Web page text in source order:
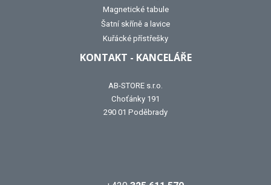
Magnetické tabule
Šatní skříně a lavice
Kuřácké přístřešky
KONTAKT - KANCELÁŘE
AB-STORE s.r.o.
Choťánky 191
290 01 Poděbrady